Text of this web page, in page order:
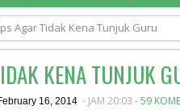
Agar Tidak Kena Tunjuk Guru
KENA TUNJUK
16, 2014 - JAM 20:03 -59